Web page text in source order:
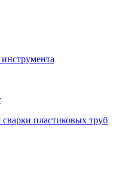
пластиковых труб